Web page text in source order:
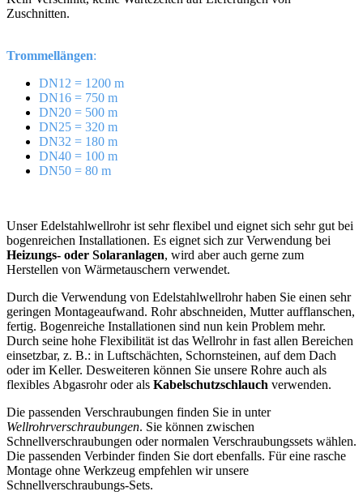
Zuschnitten.
Trommellängen:
DN12 = 1200 m
DN16 = 750 m
DN20 = 500 m
DN25 = 320 m
DN32 = 180 m
DN40 = 100 m
DN50 = 80 m
Unser Edelstahlwellrohr ist sehr flexibel und eignet sich sehr gut bei
bogenreichen Installationen. Es eignet sich zur Verwendung bei
Heizungs- oder Solaranlagen, wird aber auch gerne zum
Herstellen von Wärmetauschern verwendet.
Durch die Verwendung von Edelstahlwellrohr haben Sie einen sehr
geringen Montageaufwand. Rohr abschneiden, Mutter aufflanschen,
fertig. Bogenreiche Installationen sind nun kein Problem mehr.
Durch seine hohe Flexibilität ist das Wellrohr in fast allen Bereichen
einsetzbar, z. B.: in Luftschächten, Schornsteinen, auf dem Dach
oder im Keller. Desweiteren können Sie unsere Rohre auch als
flexibles Abgasrohr oder als Kabelschutzschlauch verwenden.
Die passenden Verschraubungen finden Sie in unter
Wellrohrverschraubungen. Sie können zwischen
Schnellverschraubungen oder normalen Verschraubungssets wählen.
Die passenden Verbinder finden Sie dort ebenfalls. Für eine rasche
Montage ohne Werkzeug empfehlen wir unsere
Schnellverschraubungs-Sets.